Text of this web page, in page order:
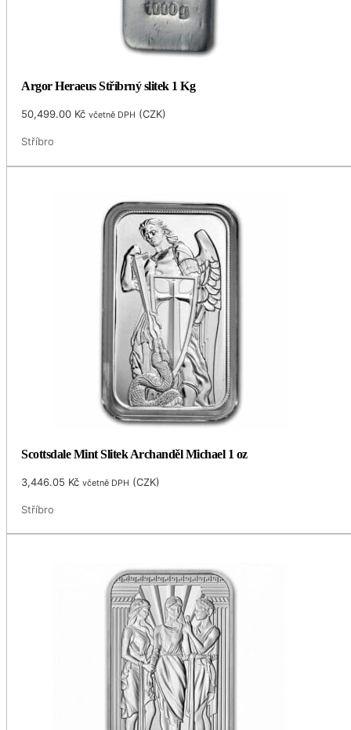
Argor Heraeus Stříbrný slitek 1 Kg
50,499.00 Kč včetně DPH (CZK)
Stříbro
Scottsdale Mint Slitek Archanděl Michael 1 oz
3,446.05 Kč včetně DPH (CZK)
Stříbro